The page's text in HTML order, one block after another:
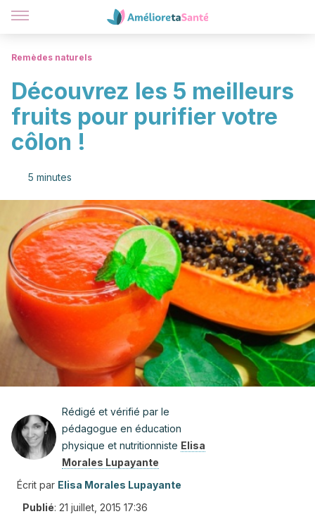
Remèdes naturels
Découvrez les 5 meilleurs
fruits pour purifier votre
côlon !
5 minutes
Rédigé et vérifié par le
pédagogue en éducation
physique et nutritionniste Elisa
Morales Lupayante
Écrit par Elisa Morales Lupayante
Publié: 21 juillet, 2015 17:36